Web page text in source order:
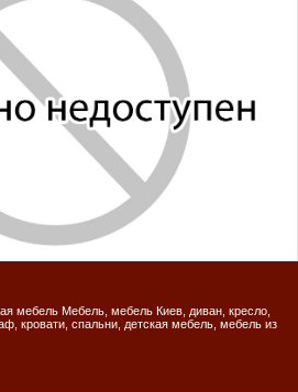
мебель Мебель, мебель Киев, диван, кресло,
кровати, cпальни, детская мебель, мебель из